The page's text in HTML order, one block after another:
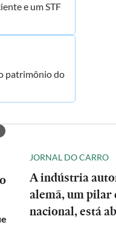
e um STF
patrimônio do
JORNAL DO CARRO
A indústria
alemã, um pilar
nacional, está